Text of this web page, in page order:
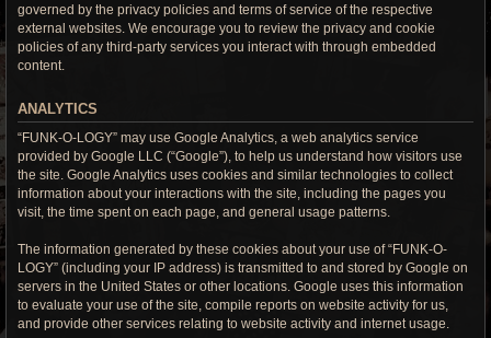
governed by the privacy policies and terms of service of the respective
external websites. We encourage you to review the privacy and cookie
policies of any third-party services you interact with through embedded
content.
ANALYTICS
“FUNK-O-LOGY” may use Google Analytics, a web analytics service
provided by Google LLC (“Google”), to help us understand how visitors use
the site. Google Analytics uses cookies and similar technologies to collect
information about your interactions with the site, including the pages you
visit, the time spent on each page, and general usage patterns.
The information generated by these cookies about your use of “FUNK-O-
LOGY” (including your IP address) is transmitted to and stored by Google on
servers in the United States or other locations. Google uses this information
to evaluate your use of the site, compile reports on website activity for us,
and provide other services relating to website activity and internet usage.